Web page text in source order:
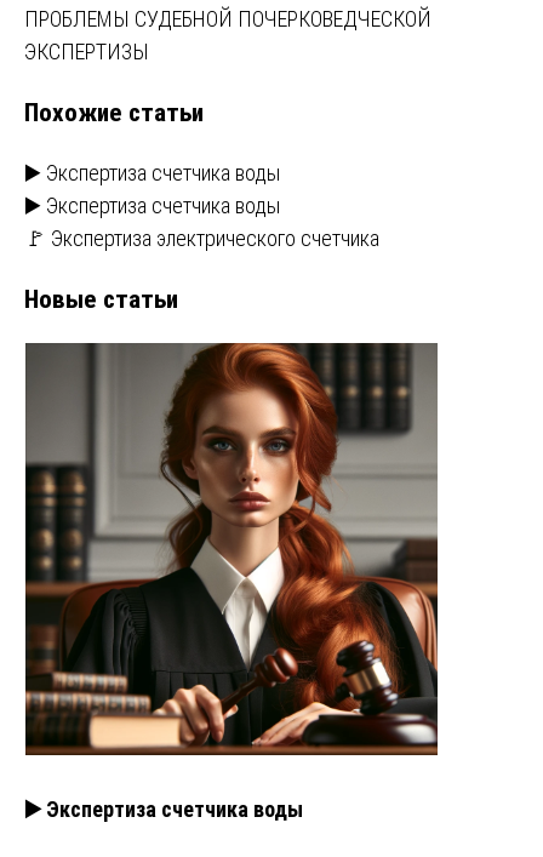
записям
ПРОБЛЕМЫ СУДЕБНОЙ ПОЧЕРКОВЕДЧЕСКОЙ
ЭКСПЕРТИЗЫ
Похожие статьи
▶️ Экспертиза счетчика воды
▶️ Экспертиза счетчика воды
🚩 Экспертиза электрического счетчика
Новые статьи
▶️ Экспертиза счетчика воды